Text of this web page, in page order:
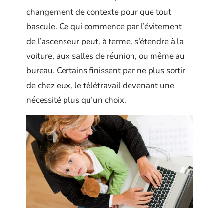
changement de contexte pour que tout
bascule. Ce qui commence par l’évitement
de l’ascenseur peut, à terme, s’étendre à la
voiture, aux salles de réunion, ou même au
bureau. Certains finissent par ne plus sortir
de chez eux, le télétravail devenant une
nécessité plus qu’un choix.